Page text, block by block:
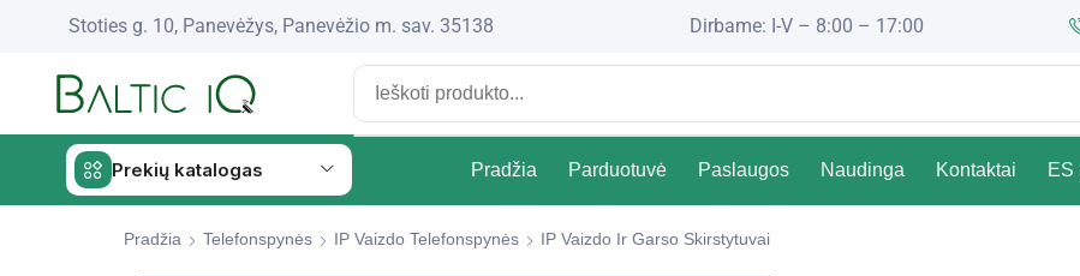
Stoties g. 10, Panevėžys, Panevėžio m. sav. 35138 Dirbame: I-V – 8:00 – 17:00
Prekių katalogas Pradžia Parduotuvė Paslaugos Naudinga Kontaktai ES
Pradžia Telefonspynės IP Vaizdo Telefonspynės IP Vaizdo Ir Garso Skirstytuvai